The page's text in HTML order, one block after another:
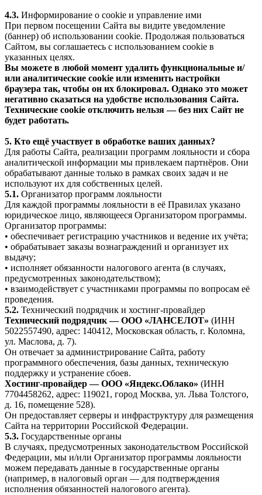
4.3. Информирование о cookie и управление ими
При первом посещении Сайта вы видите уведомление
(баннер) об использовании cookie. Продолжая пользоваться
Сайтом, вы соглашаетесь с использованием cookie в
указанных целях.
Вы можете в любой момент удалить функциональные и/
или аналитические cookie или изменить настройки
браузера так, чтобы он их блокировал. Однако это может
негативно сказаться на удобстве использования Сайта.
Технические cookie отключить нельзя — без них Сайт не
будет работать.
5. Кто ещё участвует в обработке ваших данных?
Для работы Сайта, реализации программ лояльности и сбора
аналитической информации мы привлекаем партнёров. Они
обрабатывают данные только в рамках своих задач и не
используют их для собственных целей.
5.1. Организатор программ лояльности
Для каждой программы лояльности в её Правилах указано
юридическое лицо, являющееся Организатором программы.
Организатор программы:
• обеспечивает регистрацию участников и ведение их учёта;
• обрабатывает заказы вознаграждений и организует их
выдачу;
• исполняет обязанности налогового агента (в случаях,
предусмотренных законодательством);
• взаимодействует с участниками программы по вопросам её
проведения.
5.2. Технический подрядчик и хостинг-провайдер
Технический подрядчик — ООО «ЛАНСЕЛОТ» (ИНН
5022557490, адрес: 140412, Московская область, г. Коломна,
ул. Маслова, д. 7).
Он отвечает за администрирование Сайта, работу
программного обеспечения, базы данных, техническую
поддержку и устранение сбоев.
Хостинг-провайдер — ООО «Яндекс.Облако» (ИНН
7704458262, адрес: 119021, город Москва, ул. Льва Толстого,
д. 16, помещение 528).
Он предоставляет серверы и инфраструктуру для размещения
Сайта на территории Российской Федерации.
5.3. Государственные органы
В случаях, предусмотренных законодательством Российской
Федерации, мы и/или Организатор программы лояльности
можем передавать данные в государственные органы
(например, в налоговый орган — для подтверждения
исполнения обязанностей налогового агента).